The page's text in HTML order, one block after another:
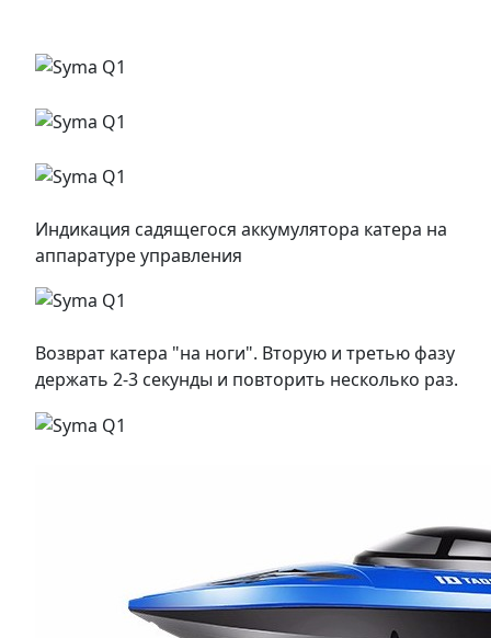
Индикация садящегося аккумулятора катера на
аппаратуре управления
Возврат катера "на ноги". Вторую и третью фазу
держать 2-3 секунды и повторить несколько раз.